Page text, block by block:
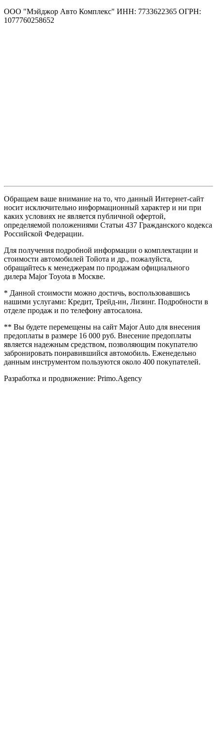
ООО "Мэйджор Авто Комплекс" ИНН: 7733622365 ОГРН:
1077760258652
Обращаем ваше внимание на то, что данный Интернет-сайт
носит исключительно информационный характер и ни при
каких условиях не является публичной офертой,
определяемой положениями Статьи 437 Гражданского кодекса
Российской Федерации.
Для получения подробной информации о комплектации и
стоимости автомобилей Тойота и др., пожалуйста,
обращайтесь к менеджерам по продажам официального
дилера Major Toyota в Москве.
* Данной стоимости можно достичь, воспользовавшись
нашими услугами: Кредит, Трейд-ин, Лизинг. Подробности в
отделе продаж и по телефону автосалона.
** Вы будете перемещены на сайт Major Auto для внесения
предоплаты в размере 16 000 руб. Внесение предоплаты
является надежным средством, позволяющим покупателю
забронировать понравившийся автомобиль. Еженедельно
данным инструментом пользуются около 400 покупателей.
Разработка и продвижение: Primo.Agency